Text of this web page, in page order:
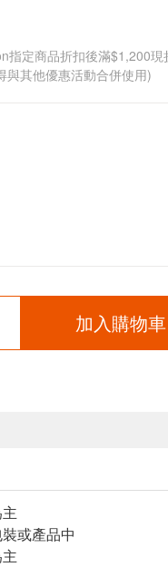
指定商品折扣後滿$1,200現
與其他優惠活動合併使用)
加入購物車
或產品中